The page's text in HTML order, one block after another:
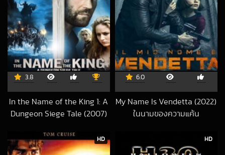
3.8
In the Name of the King 1: A
Dungeon Siege Tale (2007)
2023-07-17 UTC
6.0
My Name Is Vendetta (2022)
ในนามของความแค้น
HD HD